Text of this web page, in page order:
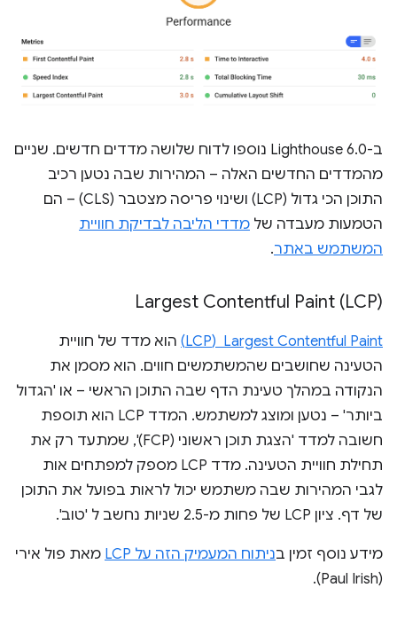
ב-Lighthouse 6.0 נוספו לדוח שלושה מדדים חדשים. שניים
מהמדדים החדשים האלה – המהירות שבה נטען רכיב
התוכן הכי גדול (LCP) ושינוי פריסה מצטבר (CLS) – הם
הטמעות מעבדה של מדדי הליבה לבדיקת חוויית
המשתמש באתר.
Largest Contentful Paint (LCP)
Largest Contentful Paint ‏ (LCP)
הוא מדד של חוויית
הטעינה שחושבים שהמשתמשים חווים. הוא מסמן את
הנקודה במהלך טעינת הדף שבה התוכן הראשי – או 'הגדול
ביותר' – נטען ומוצג למשתמש. המדד LCP הוא תוספת
חשובה למדד 'הצגת תוכן ראשוני (FCP)', שמתעד רק את
תחילת חוויית הטעינה. מדד LCP מספק למפתחים אות
לגבי המהירות שבה משתמש יכול לראות בפועל את התוכן
של דף. ציון LCP של פחות מ-2.5 שניות נחשב ל 'טוב'.
מידע נוסף זמין בניתוח המעמיק הזה על LCP
מאת פול אירי
(Paul Irish).